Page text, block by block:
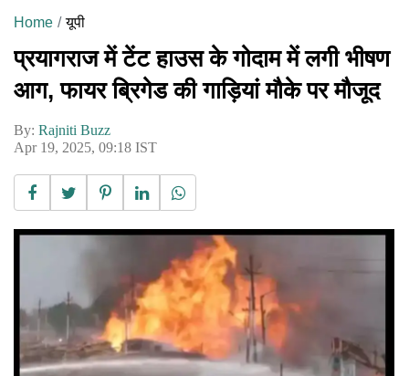
Home यूपी
प्रयागराज में टेंट हाउस के गोदाम में लगी भीषण
आग, फायर ब्रिगेड की गाड़ियां मौके पर मौजूद
By: Rajniti Buzz
Apr 19, 2025, 09:18 IST